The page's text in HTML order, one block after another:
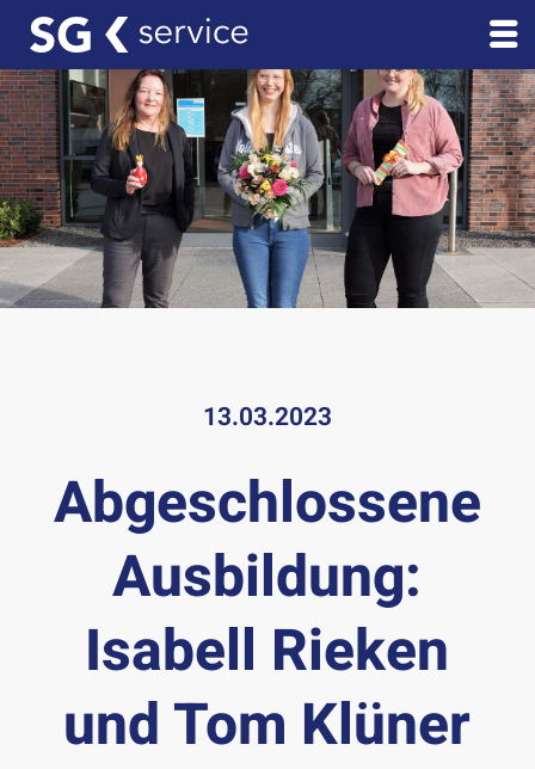
13.03.2023
Abgeschlossene
Ausbildung:
Isabell Rieken
und Tom Klüner